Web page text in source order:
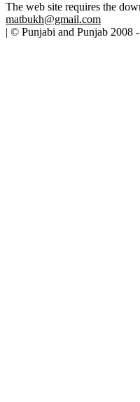
The web site requires the
matbukh@gmail.com
| © Punjabi and Punjab 2008